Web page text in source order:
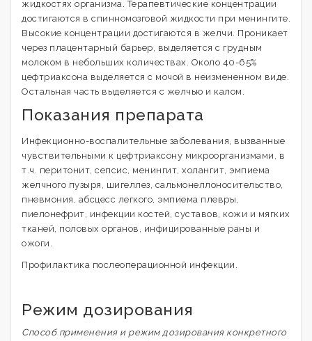
жидкостях организма. Терапевтические концентрации
достигаются в спинномозговой жидкости при менингите.
Высокие концентрации достигаются в желчи. Проникает
через плацентарный барьер, выделяется с грудным
молоком в небольших количествах. Около 40-65%
цефтриаксона выделяется с мочой в неизмененном виде.
Остальная часть выделяется с желчью и калом.
Показания препарата
Инфекционно-воспалительные заболевания, вызванные
чувствительными к цефтриаксону микроорганизмами, в
т.ч. перитонит, сепсис, менингит, холангит, эмпиема
желчного пузыря, шигеллез, сальмонеллоносительство,
пневмония, абсцесс легкого, эмпиема плевры,
пиелонефрит, инфекции костей, суставов, кожи и мягких
тканей, половых органов, инфицированные раны и
ожоги.
Профилактика послеоперационной инфекции.
Режим дозирования
Способ применения и режим дозирования конкретного